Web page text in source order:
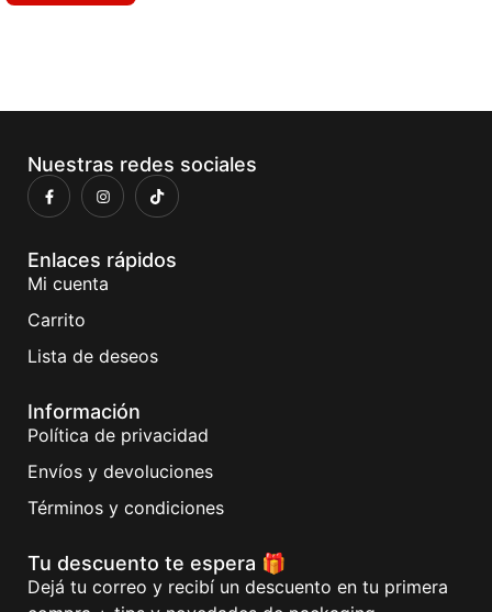
Nuestras redes sociales
Enlaces rápidos
Mi cuenta
Carrito
Lista de deseos
Información
Política de privacidad
Envíos y devoluciones
Términos y condiciones
Tu descuento te espera 🎁
Dejá tu correo y recibí un descuento en tu primera